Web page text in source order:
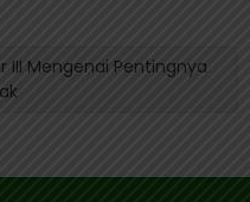
III Mengenai Pentingnya